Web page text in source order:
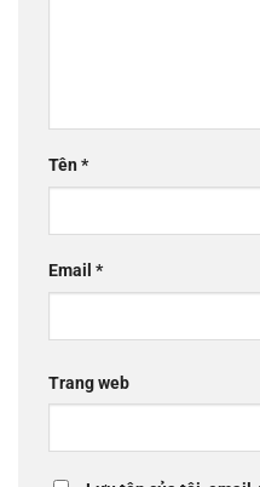
Tên*
Email *
Trang web